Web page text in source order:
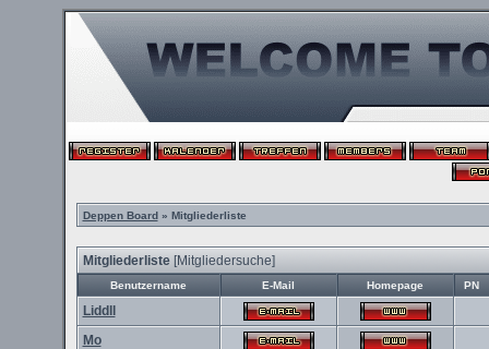
Deppen Board» Mitgliederliste
Mitgliederliste[Mitgliedersuche]
Benutzername E-Mail Homepage PN
Liddll
Mo